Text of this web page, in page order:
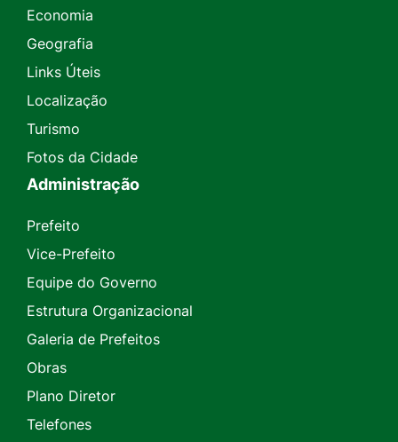
Economia
Geografia
Links Úteis
Localização
Turismo
Fotos da Cidade
Administração
Prefeito
Vice-Prefeito
Equipe do Governo
Estrutura Organizacional
Galeria de Prefeitos
Obras
Plano Diretor
Telefones